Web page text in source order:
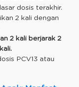
dosis terakhir.
2 kali dengan
2 kali berjarak 2
PCV13 atau